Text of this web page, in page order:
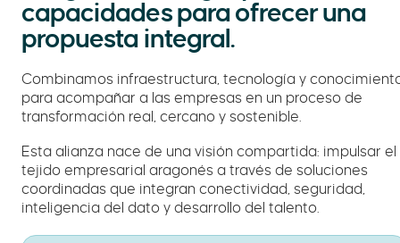
capacidades para ofrecer una
propuesta integral.
Combinamos infraestructura, tecnología y
para acompañar a las empresas en un proceso de
transformación real, cercano y sostenible.
Esta alianza nace de una visión compartida: impulsar el
tejido empresarial aragonés a través de soluciones
coordinadas que integran conectividad, seguridad,
inteligencia del dato y desarrollo del talento.